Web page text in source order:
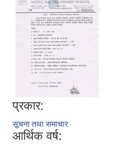
प्रकार:
सूचना तथा समाचार
आर्थिक वर्ष: